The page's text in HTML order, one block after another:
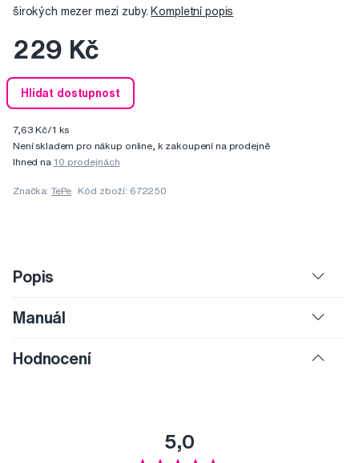
širokých mezer mezi zuby. Kompletní popis
229 Kč
Hlídat dostupnost
7,63 Kč/1 ks
Není skladem pro nákup online, k zakoupení na prodejně
Ihned na 10 prodejnách
Značka: TePe Kód zboží: 672250
Popis
Manuál
Hodnocení
5,0